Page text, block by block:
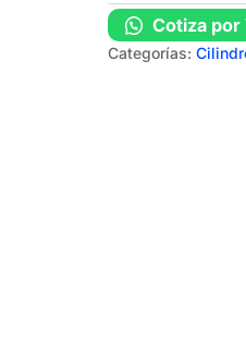
Cotiza
Categorías: